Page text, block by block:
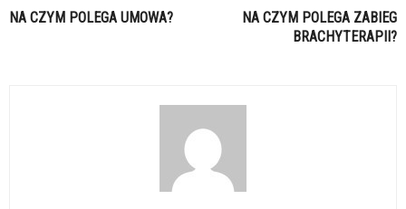
NA CZYM POLEGA UMOWA?
NA CZYM POLEGA ZABIEG
BRACHYTERAPII?